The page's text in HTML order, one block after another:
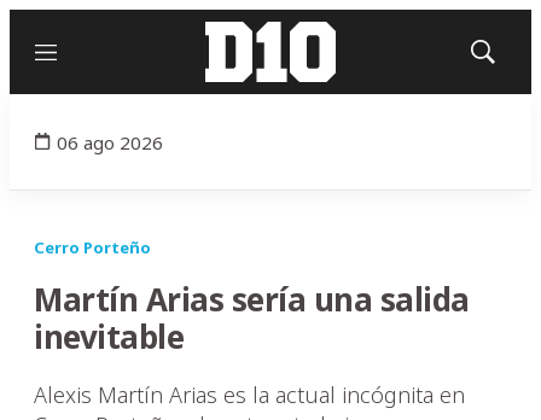
Menú
Mostrar
06 ago 2026
Cerro Porteño
Martín Arias sería una salida
inevitable
Alexis Martín Arias es la actual incógnita en